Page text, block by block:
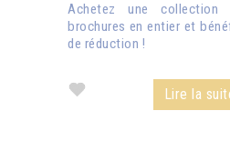
Achetez une
brochures en entier et
de réduction !
Lire la